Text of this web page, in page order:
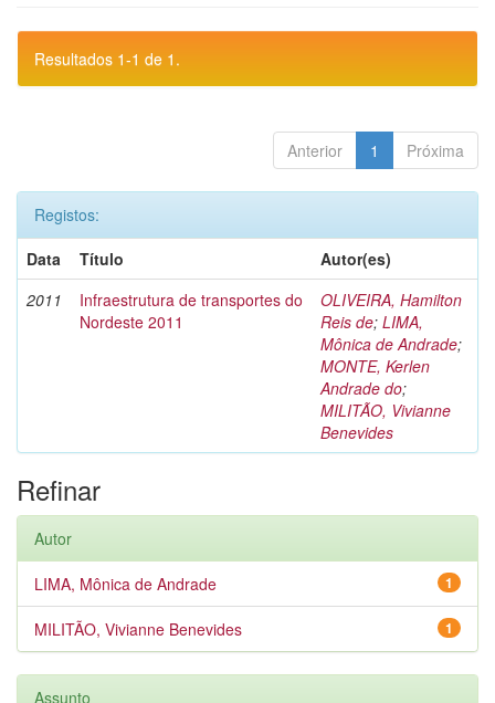
Resultados 1-1 de 1.
Anterior 1 Próxima
Registos:
Data
Título
Autor(es)
2011
Infraestrutura de transportes do
Nordeste 2011
OLIVEIRA, Hamilton
Reis de; LIMA,
Mônica de Andrade;
MONTE, Kerlen
Andrade do;
MILITÃO, Vivianne
Benevides
Refinar
Autor
1
LIMA, Mônica de Andrade
1
MILITÃO, Vivianne Benevides
Assunto